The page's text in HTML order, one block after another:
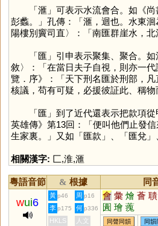
「滙 」可表示水流會合。如《
彭蠡。」孔傳：「滙，迴也。水東
陽樓別竇司直〉：「南匯群崖水，北
「匯 」引申表示聚集、聚合。
敘〉：「在當日夫子自視，則亦一
覽．序》：「天下刑名匯於刑部，
核議，苟有可疑，必援彼証此、稱物
「匯 」到了近代還表示把款項
英雄傳》第13回：「便叫他們止發
生家裏。」又如「匯款」、「匯兌」
相關漢字: 匚,淮,滙
粵語音節 & 根據 同
wui6
黃 p46 周 p16 會 彙 燴 薈 聵
圚 璯 藱
李 p175 何 p336
HKLS 人文 同聲同韻 同韻